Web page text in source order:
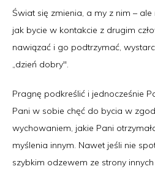
Świat się zmienia, a my z nim –
jak bycie w kontakcie z drugim
nawiązać i go podtrzymać,
„dzień dobry".
Pragnę podkreślić i jednocześnie
Pani w sobie chęć do bycia w
wychowaniem, jakie Pani
myślenia innym. Nawet jeśli nie
szybkim odzewem ze strony